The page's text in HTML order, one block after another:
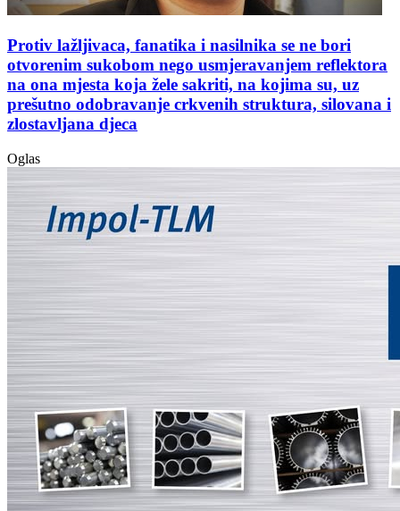
Protiv lažljivaca, fanatika i nasilnika se ne bori
otvorenim sukobom nego usmjeravanjem reflektora
na ona mjesta koja žele sakriti, na kojima su, uz
prešutno odobravanje crkvenih struktura, silovana i
zlostavljana djeca
Oglas